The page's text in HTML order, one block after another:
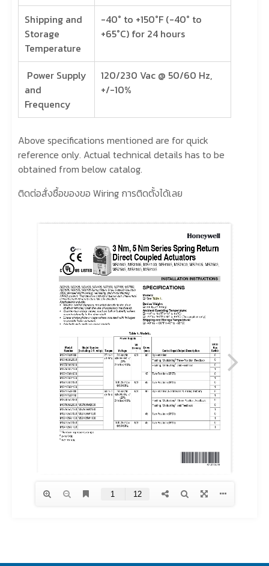
Shipping and
Storage
Temperature
-40° to +150°F (-40° to
+65°C) for 24 hours
Power Supply
and
Frequency
120/230 Vac @ 50/60 Hz,
+/-10%
Above specifications mentioned are for quick
reference only. Actual technical details has to be
obtained from below catalog.
ติดต่อสั่งซื้อของขอ Wiring การติดตั้งได้เลย